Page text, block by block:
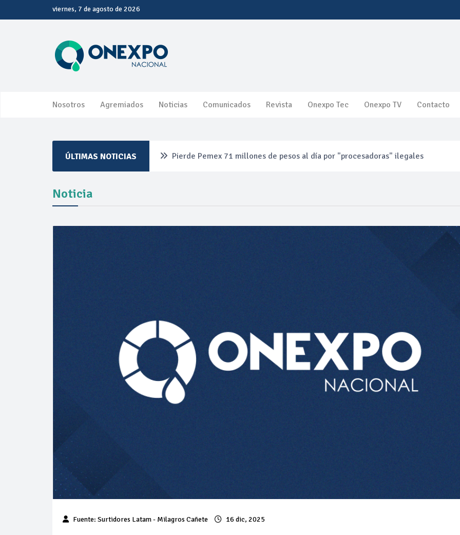
viernes, 7 de agosto de 2026
Nosotros Agremiados Noticias Comunicados Revista Onexpo Tec Onexpo TV Contacto
ÚLTIMAS NOTICIAS Pierde Pemex 71 millones de pesos al día por "procesadoras" ilegales
Precio del diésel comprime el margen de las gasolineras: se espera
Baja 5% más el precio internacional del crudo por posible acuerdo de paz
Aumenta la producción de hidrocarburos de Pemex; aún está lejos de la meta
Bajan precios del crudo 4% por la distensión política en Medio Oriente
Así comienza un nuevo mes para los combustibles
Noticia
Fuente: Surtidores Latam - Milagros Cañete 16 dic, 2025